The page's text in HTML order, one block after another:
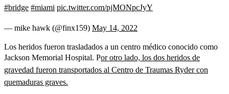
#bridge #miami pic.twitter.com/pjMONpcJyY
— mike hawk (@finx159) May 14, 2022
Los heridos fueron trasladados a un centro médico conocido como
Jackson Memorial Hospital. Por otro lado, los dos heridos de
gravedad fueron transportados al Centro de Traumas Ryder con
quemaduras graves.